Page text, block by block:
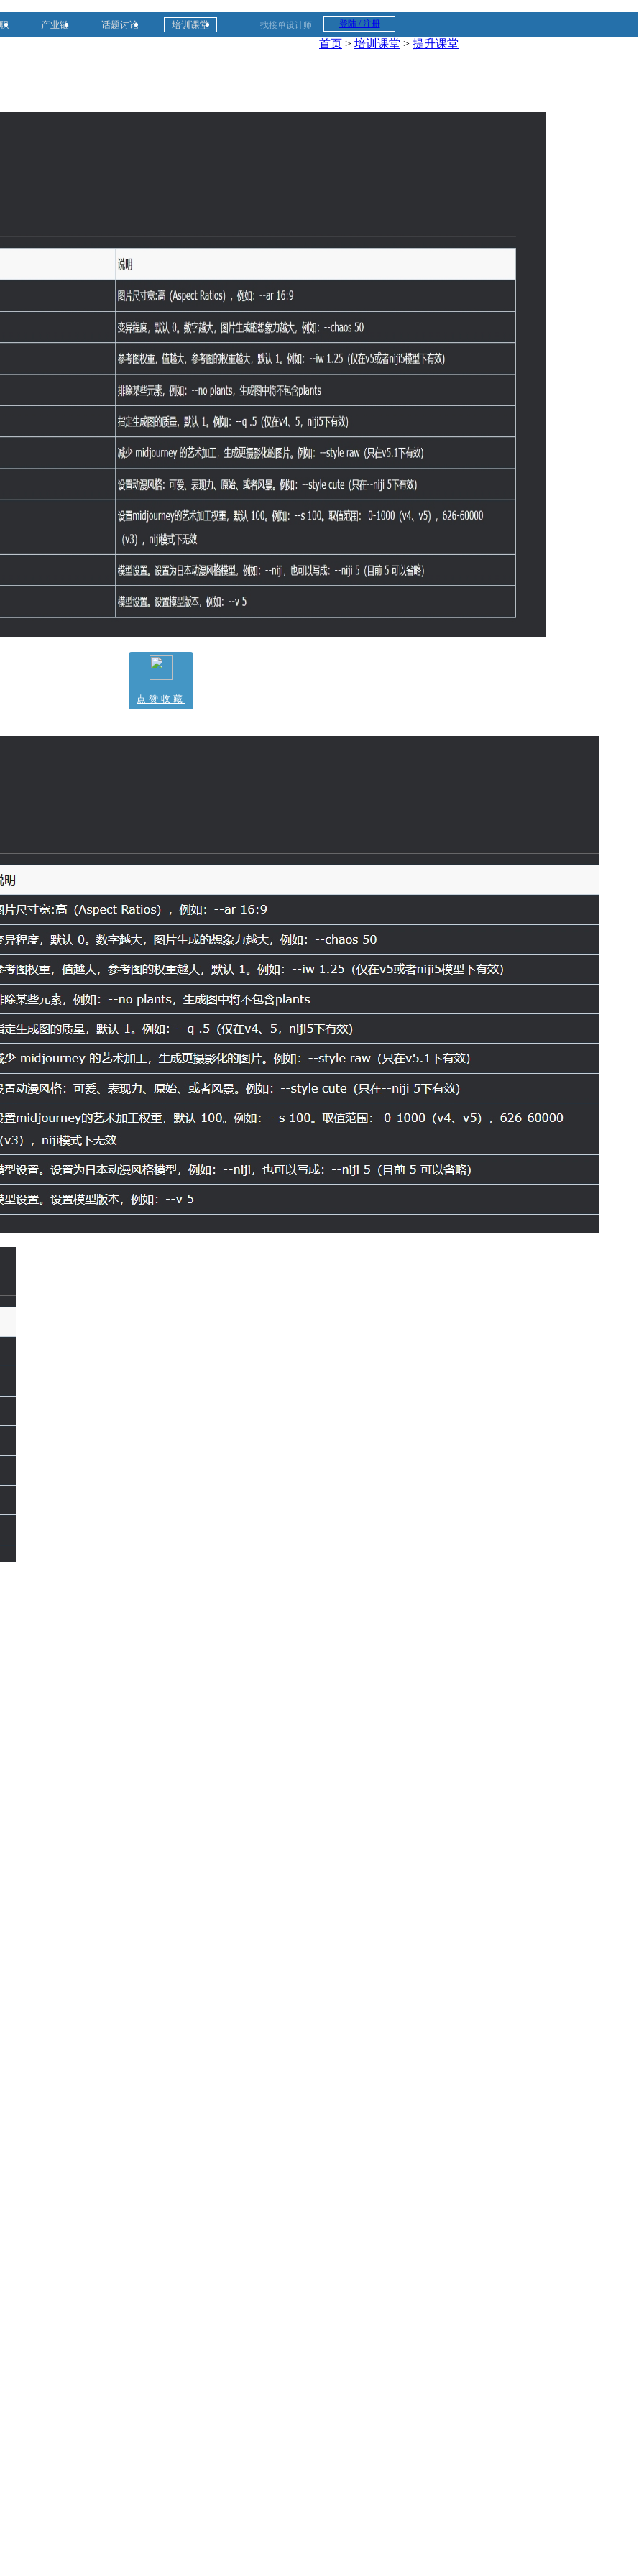
产业链 话题讨论 培训课堂 找接单设计师 登陆 / 注册
首页 > 培训课堂 > 提升课堂
点赞收藏